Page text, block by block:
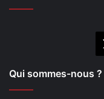
Qui sommes-nous ?